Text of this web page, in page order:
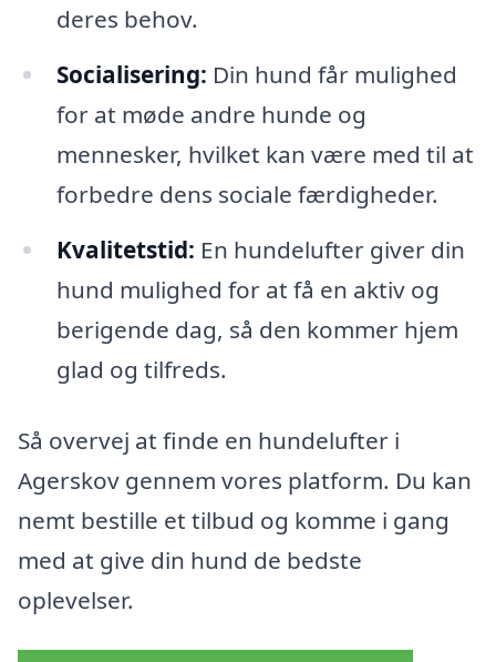
deres behov.
Socialisering: Din hund får mulighed
for at møde andre hunde og
mennesker, hvilket kan være med til at
forbedre dens sociale færdigheder.
Kvalitetstid: En hundelufter giver din
hund mulighed for at få en aktiv og
berigende dag, så den kommer hjem
glad og tilfreds.
Så overvej at finde en hundelufter i
Agerskov gennem vores platform. Du kan
nemt bestille et tilbud og komme i gang
med at give din hund de bedste
oplevelser.